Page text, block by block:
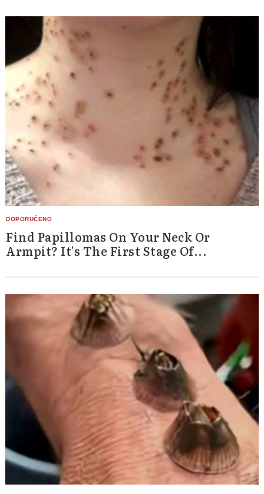
Find Papillomas On Your Neck Or
Armpit? It's The First Stage Of...